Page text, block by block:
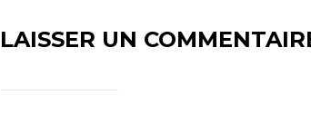
LAISSER UN